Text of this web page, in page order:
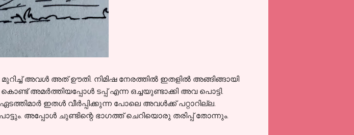
മുറിച്ച് അവൾ അത് ഊതി. നിമിഷ നേരത്തിൽ ഇതളിൽ അങ്ങിങ്ങായി
അമർത്തിയപ്പോൾ ടപ്പ് എന്ന ഒച്ചയുണ്ടാക്കി അവ പൊട്ടി.
ഇതൾ വീർപ്പിക്കുന്ന പോലെ അവൾക്ക് പറ്റാറില്ല.
അപ്പോൾ ചുണ്ടിന്റെ ഭാഗത്ത് ചെറിയൊരു തരിപ്പ് തോന്നും.